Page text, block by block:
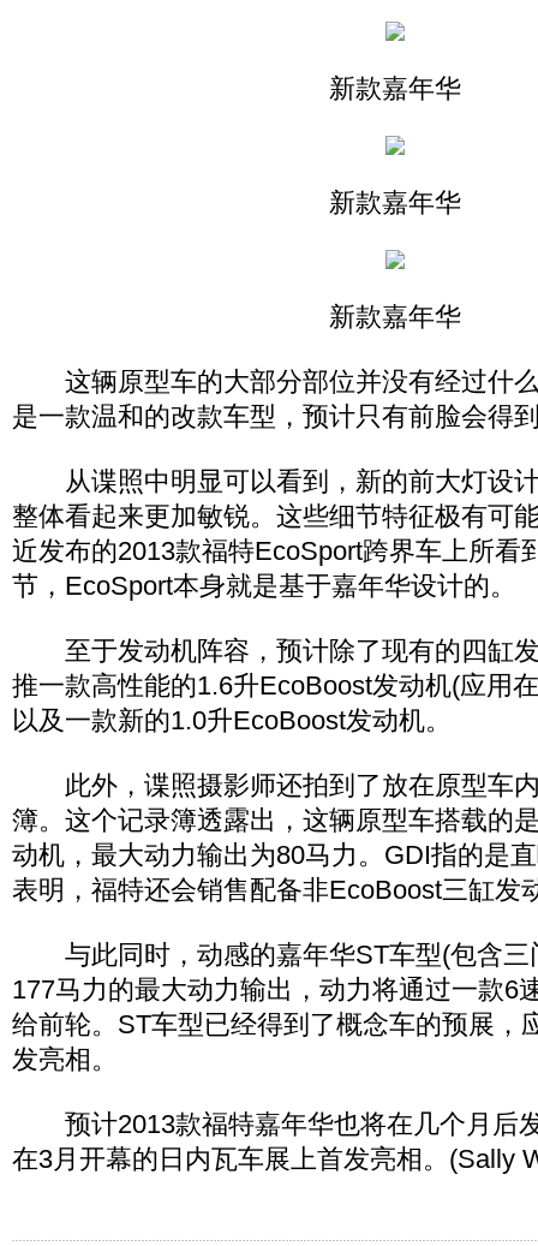
新款嘉年华
新款嘉年华
新款嘉年华
这辆原型车的大部分部位并没有经过什
是一款温和的改款车型，预计只有前脸会得
从谍照中明显可以看到，新的前大灯设
整体看起来更加敏锐。这些细节特征极有可
近发布的2013款福特EcoSport跨界车上所看
节，EcoSport本身就是基于嘉年华设计的。
至于发动机阵容，预计除了现有的四缸
推一款高性能的1.6升EcoBoost发动机(应用
以及一款新的1.0升EcoBoost发动机。
此外，谍照摄影师还拍到了放在原型车
簿。这个记录簿透露出，这辆原型车搭载的
动机，最大动力输出为80马力。GDI指的是
表明，福特还会销售配备非EcoBoost三缸发
与此同时，动感的嘉年华ST车型(包含三
177马力的最大动力输出，动力将通过一款6
给前轮。ST车型已经得到了概念车的预展，
发亮相。
预计2013款福特嘉年华也将在几个月后
在3月开幕的日内瓦车展上首发亮相。(Sally